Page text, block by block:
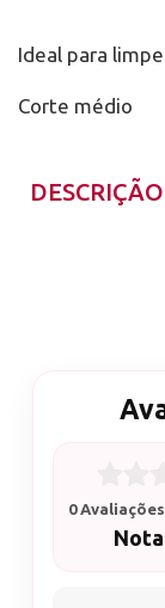
Ideal para
Corte médio
DESCRIÇÃO
Corte médio
0